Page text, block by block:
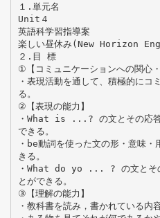
１.単元名
Unit４
英語科学習指導案
楽しい昼休み(New Horizon
２.目 標
①【コミュニケーションへの関心・
・表現活動を通して、積極的にコ
る。
②【表現の能力】
・What is ...? の文とその応答
できる。
・be動詞を使った文の形・意味
きる。
・What do yo ... ? の文とその
とができる。
③【理解の能力】
・教科書を読み，書かれている内